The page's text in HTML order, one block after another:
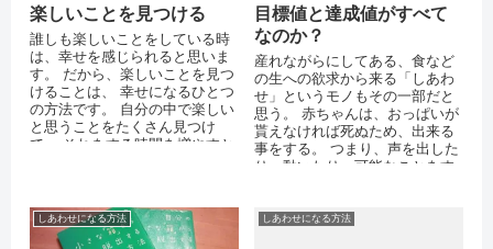
楽しいことを見つける
誰しも楽しいことをしている時
は、幸せを感じられると思いま
す。 だから、楽しいことを見つ
けることは、 幸せになるひとつ
の方法です。 自分の中で楽しい
と思うことをたくさん見つけ
て、 それをする時間を増やすと
目標値と達成値がすべて
なのか？
産れながらにしてある、食など
の生への欲求から来る「しあわ
せ」というモノもその一部だと
思う。 赤ちゃんは、おっぱいが
貰えなければ死ぬため、出来る
事をする。 つまり、声を出した
り、動いたり、可能なことをす
しあわせになる方法 しあわせになる方法